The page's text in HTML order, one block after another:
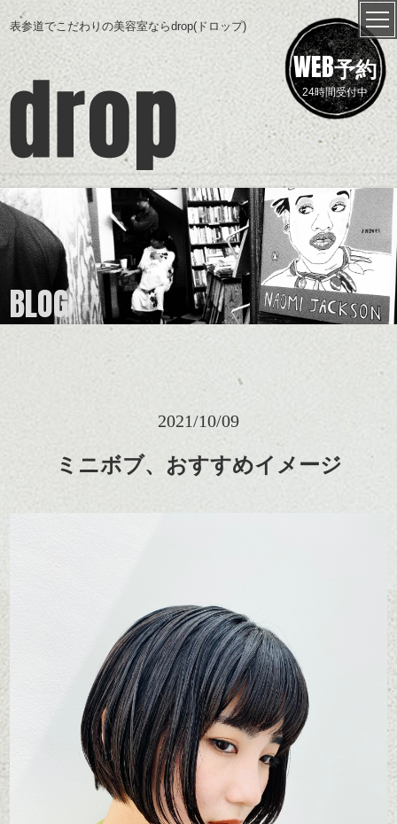
表参道でこだわりの美容室ならdrop(ドロップ)
WEB予約
24時間受付中
BLOG
2021/10/09
ミニボブ、おすすめイメージ